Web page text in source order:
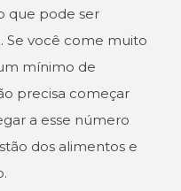
que pode ser
Se você come muito
mínimo de
precisa começar
a esse número
dos alimentos e